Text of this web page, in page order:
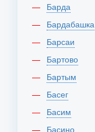
Барда
Бардабашка
Барсаи
Бартово
Бартым
Басег
Басим
Басино